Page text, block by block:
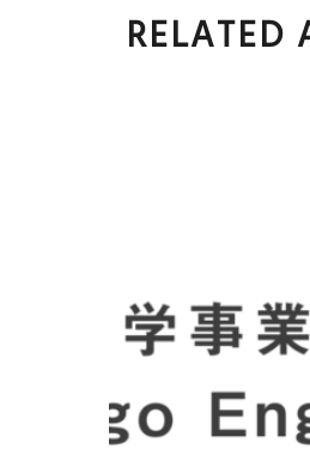
RELATED